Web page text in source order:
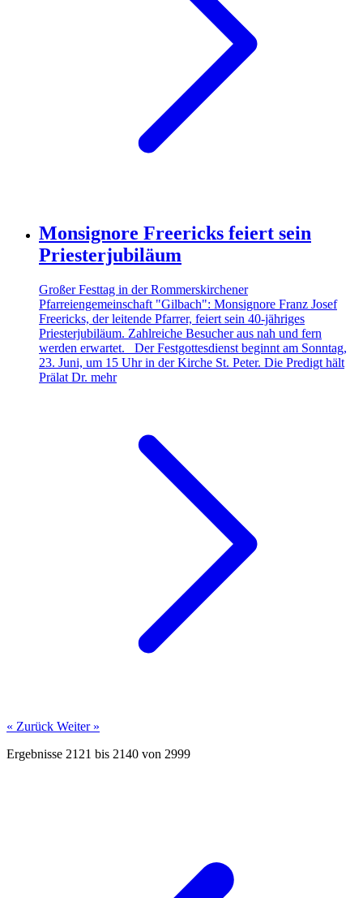
Monsignore Freericks feiert sein
Priesterjubiläum
Großer Festtag in der Rommerskirchener
Pfarreiengemeinschaft "Gilbach": Monsignore Franz Josef
Freericks, der leitende Pfarrer, feiert sein 40-jähriges
Priesterjubiläum. Zahlreiche Besucher aus nah und fern
werden erwartet. Der Festgottesdienst beginnt am Sonntag,
23. Juni, um 15 Uhr in der Kirche St. Peter. Die Predigt hält
Prälat Dr. mehr
« Zurück Weiter »
Ergebnisse 2121 bis 2140 von 2999